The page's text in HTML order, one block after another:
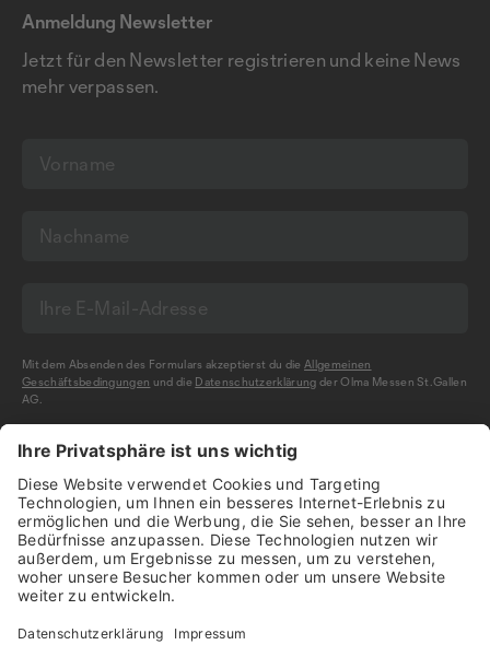
Anmeldung Newsletter
Jetzt für den Newsletter registrieren und keine News
mehr verpassen.
Mit dem Absenden des Formulars akzeptierst du dieAllgemeinen
Geschäftsbedingungen und die Datenschutzerklärung der Olma Messen St.Gallen
AG.
NEWSLETTER BESTELLEN